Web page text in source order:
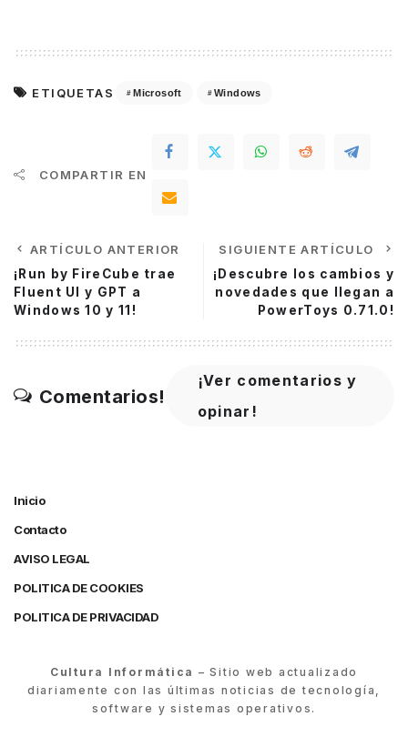
ETIQUETAS Microsoft Windows
COMPARTIR EN
ARTÍCULO ANTERIOR
¡Run by FireCube trae
Fluent UI y GPT a
Windows 10 y 11!
SIGUIENTE ARTÍCULO
¡Descubre los cambios y
novedades que llegan a
PowerToys 0.71.0!
Comentarios!
¡Ver comentarios y
opinar!
Inicio
Contacto
AVISO LEGAL
POLITICA DE COOKIES
POLITICA DE PRIVACIDAD
Cultura Informática – Sitio web actualizado
diariamente con las últimas noticias de tecnología,
software y sistemas operativos.